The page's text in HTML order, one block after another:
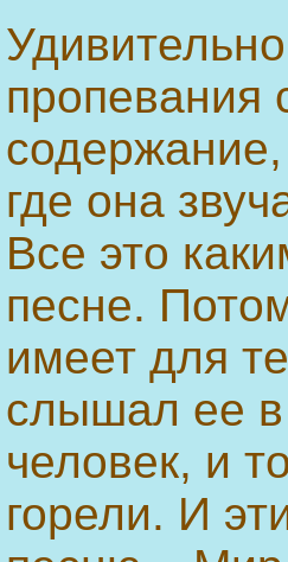
пропевания
содержание,
где она
Все это
песне.
имеет для
слышал ее
человек, и
горели. И